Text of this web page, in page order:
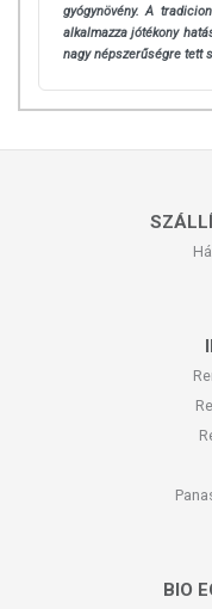
Forgalmazza:Organikus
Az oldalunkon lévő
természetéből
csomagolásán találják
gyógynövény. A
alkalmazza jótékony
nagy népszerűségre tett
BIO